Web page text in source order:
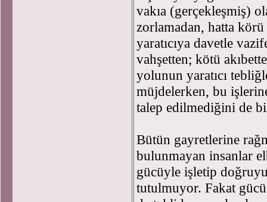
vakıa (gerçekleşmiş)
zorlamadan, hatta
yaratıcıya davetle
vahşetten; kötü
yolunun yaratıcı
müjdelerken, bu
talep edilmediğini de
Bütün gayretlerine
bulunmayan insanlar
gücüyle işletip
tutulmuyor. Fakat gücü